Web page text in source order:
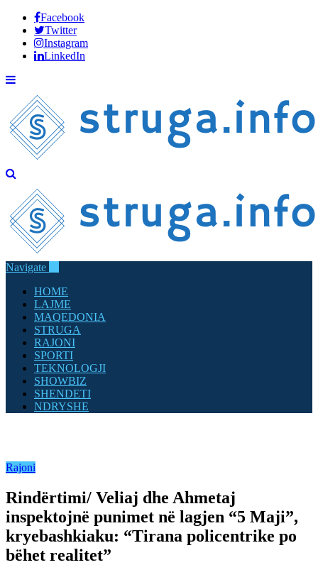
Facebook
Twitter
Instagram
LinkedIn
Navigate
HOME
LAJME
MAQEDONIA
STRUGA
RAJONI
SPORTI
TEKNOLOGJI
SHOWBIZ
SHENDETI
NDRYSHE
Rajoni
Rindërtimi/ Veliaj dhe Ahmetaj
inspektojnë punimet në lagjen “5 Maji”,
kryebashkiaku: “Tirana policentrike po
bëhet realitet”